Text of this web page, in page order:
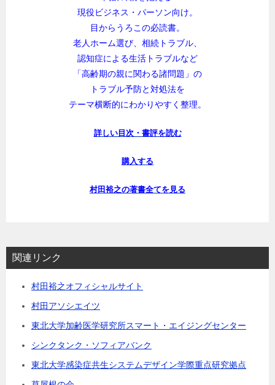
現役ビジネス・パーソン向け。
目からうろこの必読書。
老人ホーム選び、相続トラブル、
認知症による生活トラブルなど
「高齢期の親に関わる諸問題」の
トラブル予防と対処法を
テーマ横断的にわかりやすく整理。
詳しい目次・書評を読む
購入する
村田裕之の著書全てを見る
関連リンク
村田裕之オフィシャルサイト
村田アソシエイツ
東北大学加齢医学研究所スマート・エイジングセンター
シンクタンク・ソフィアバンク
東北大学感染症共生システムデザイン学際重点研究拠点